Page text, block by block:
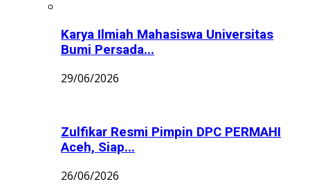
Karya Ilmiah Mahasiswa Universitas
Bumi Persada...
29/06/2026
Zulfikar Resmi Pimpin DPC PERMAHI
Aceh, Siap...
26/06/2026